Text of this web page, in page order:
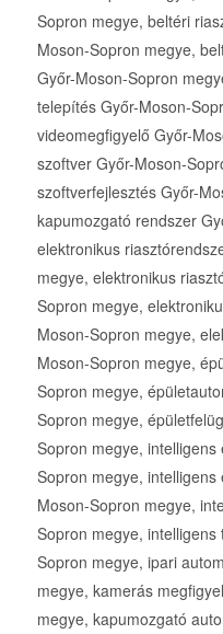
Sopron megye, beltéri
Moson-Sopron megye,
Győr-Moson-Sopron
telepítés Győr-Moson-
videomegfigyelő Győr-
szoftver Győr-Moson-
szoftverfejlesztés Győr-
kapumozgató rendszer
elektronikus
megye, elektronikus
Sopron megye,
Moson-Sopron megye,
Moson-Sopron megye,
Sopron megye,
Sopron megye,
Sopron megye,
Sopron megye,
Moson-Sopron megye,
Sopron megye,
Sopron megye, ipari
megye, kamerás
megye, kapumozgató